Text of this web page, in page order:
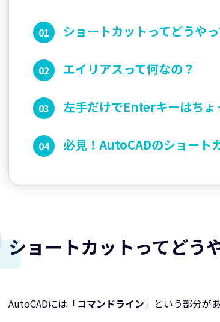
ショートカットってどうや
エイリアスって何なの？
左手だけでEnterキーはちょ
必見！AutoCADのショート
ショートカットってどう
AutoCADには「コマンドライン」という部分があ